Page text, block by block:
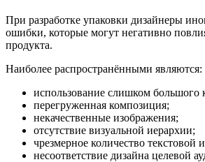
При разработке упаковки дизайнеры
ошибки, которые могут негативно
продукта.
Наиболее распространёнными являются:
использование слишком большого
перегруженная композиция;
некачественные изображения;
отсутствие визуальной иерархии;
чрезмерное количество текстовой
несоответствие дизайна целевой